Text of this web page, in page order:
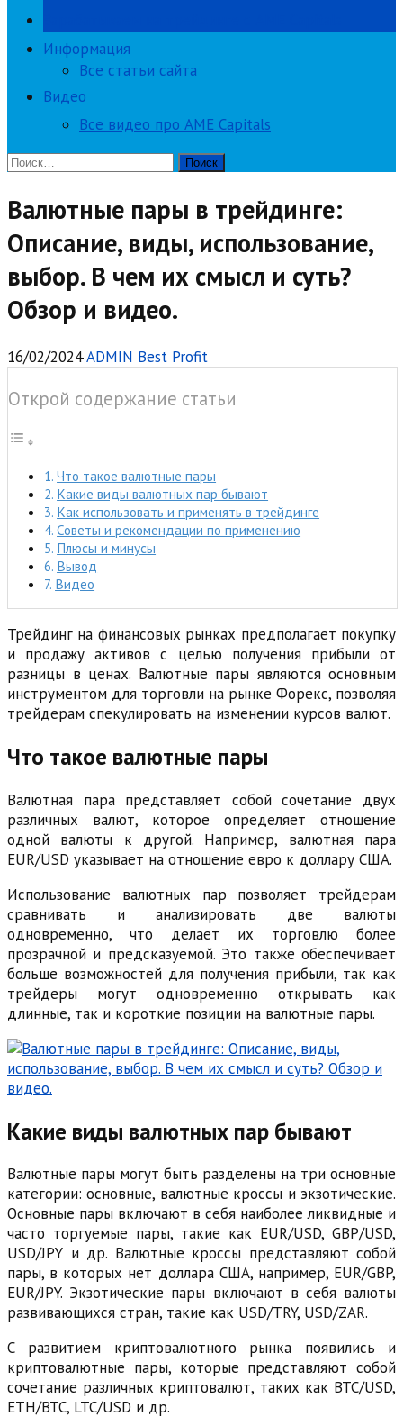
Информация
Все статьи сайта
Видео
Все видео про AME Capitals
Найти:
Валютные пары в трейдинге:
Описание, виды, использование,
выбор. В чем их смысл и суть?
Обзор и видео.
16/02/2024ADMIN Best Profit
Открой содержание статьи
Что такое валютные пары
Какие виды валютных пар бывают
Как использовать и применять в трейдинге
Советы и рекомендации по применению
Плюсы и минусы
Вывод
Видео
Трейдинг на финансовых рынках предполагает покупку
и продажу активов с целью получения прибыли от
разницы в ценах. Валютные пары являются основным
инструментом для торговли на рынке Форекс, позволяя
трейдерам спекулировать на изменении курсов валют.
Что такое валютные пары
Валютная пара представляет собой сочетание двух
различных валют, которое определяет отношение
одной валюты к другой. Например, валютная пара
EUR/USD указывает на отношение евро к доллару США.
Использование валютных пар позволяет трейдерам
сравнивать и анализировать две валюты
одновременно, что делает их торговлю более
прозрачной и предсказуемой. Это также обеспечивает
больше возможностей для получения прибыли, так как
трейдеры могут одновременно открывать как
длинные, так и короткие позиции на валютные пары.
Какие виды валютных пар бывают
Валютные пары могут быть разделены на три основные
категории: основные, валютные кроссы и экзотические.
Основные пары включают в себя наиболее ликвидные и
часто торгуемые пары, такие как EUR/USD, GBP/USD,
USD/JPY и др. Валютные кроссы представляют собой
пары, в которых нет доллара США, например, EUR/GBP,
EUR/JPY. Экзотические пары включают в себя валюты
развивающихся стран, такие как USD/TRY, USD/ZAR.
С развитием криптовалютного рынка появились и
криптовалютные пары, которые представляют собой
сочетание различных криптовалют, таких как BTC/USD,
ETH/BTC, LTC/USD и др.